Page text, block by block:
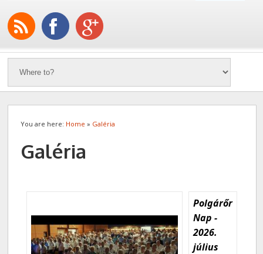
You are here: Home » Galéria
Galéria
Polgárőr
Nap -
2026.
július